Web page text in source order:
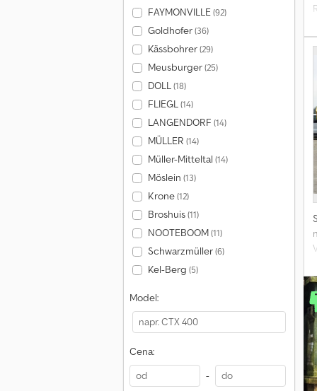
FAYMONVILLE(92)
Goldhofer(36)
Kässbohrer(29)
Meusburger(25)
DOLL(18)
FLIEGL(14)
LANGENDORF (14)
MÜLLER (14)
Müller-Mitteltal (14)
Möslein (13)
Krone(12)
Broshuis(11)
NOOTEBOOM(11)
Schwarzmüller(6)
Kel-Berg (5)
Model:
Cena:
-